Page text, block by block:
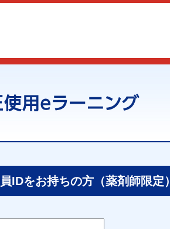
IDをお持ちの方（薬剤師限定）